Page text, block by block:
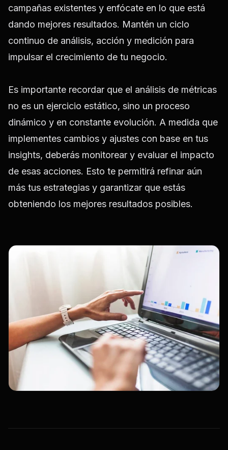
campañas existentes y enfócate en lo que está
dando mejores resultados. Mantén un ciclo
continuo de análisis, acción y medición para
impulsar el crecimiento de tu negocio.
Es importante recordar que el análisis de métricas
no es un ejercicio estático, sino un proceso
dinámico y en constante evolución. A medida que
implementes cambios y ajustes con base en tus
insights, deberás monitorear y evaluar el impacto
de esas acciones. Esto te permitirá refinar aún
más tus estrategias y garantizar que estás
obteniendo los mejores resultados posibles.